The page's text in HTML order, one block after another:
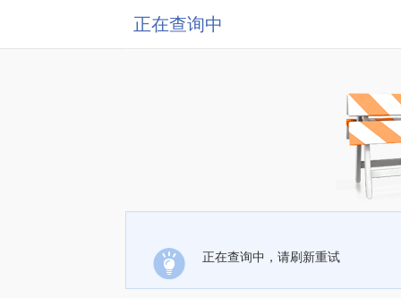
正在查询中
正在查询中，请刷新重试